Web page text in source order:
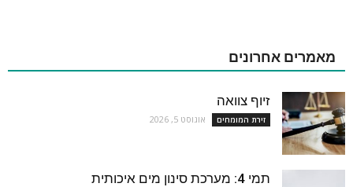
מאמרים אחרונים
זיוף צוואה
זירת המומחים אוגוסט 5, 2026
תמי 4: מערכת סינון מים איכותית